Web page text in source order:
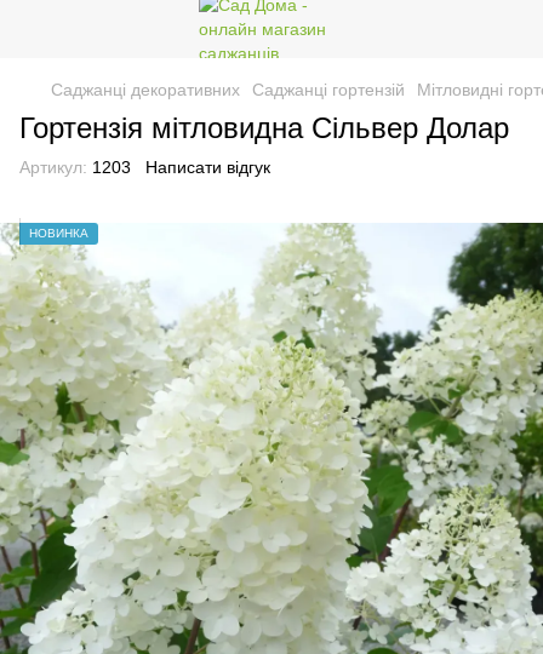
Саджанці декоративних Саджанці гортензій Мітловидні
Гортензія мітловидна Сільвер Долар
Артикул: 1203 Написати відгук
НОВИНКА